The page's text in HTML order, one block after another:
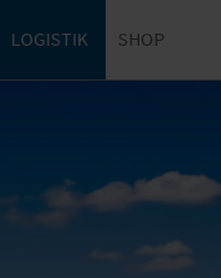
LOGISTIK SHOP